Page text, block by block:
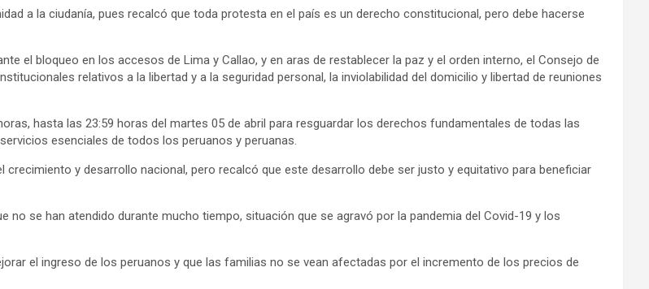
a la ciudanía, pues recalcó que toda protesta en el país es un derecho constitucional, pero debe hacerse
el bloqueo en los accesos de Lima y Callao, y en aras de restablecer la paz y el orden interno, el Consejo de
relativos a la libertad y a la seguridad personal, la inviolabilidad del domicilio y libertad de reuniones
hasta las 23:59 horas del martes 05 de abril para resguardar los derechos fundamentales de todas las
esenciales de todos los peruanos y peruanas.
y desarrollo nacional, pero recalcó que este desarrollo debe ser justo y equitativo para beneficiar
no se han atendido durante mucho tiempo, situación que se agravó por la pandemia del Covid-19 y los
el ingreso de los peruanos y que las familias no se vean afectadas por el incremento de los precios de